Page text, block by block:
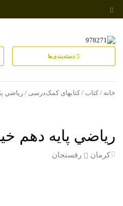
دسته‌بندی‌ها
خانه / کتاب / کتابهای کمک‌درسی / رياضي
رياضي پايه دهم
کرمان رفسنجان